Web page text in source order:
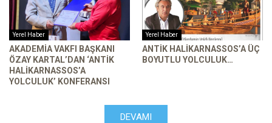
Yerel Haber
AKADEMIA VAKFI BAŞKANI
ÖZAY KARTAL’DAN ‘ANTIK
HALIKARNASSOS’A
YOLCULUK’ KONFERANSI
Yerel Haber
ANTIK HALIKARNASSOS’A ÜÇ
BOYUTLU YOLCULUK…
DEVAMI